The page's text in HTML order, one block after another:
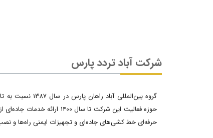
شرکت آباد تردد پارس
گروه بین‌المللی
حوزه فعالیت این شرکت تا
حرفه‌ای خط کشی‌های جاده‌ای و تجهیزات ایمنی راه‌ها و نصب